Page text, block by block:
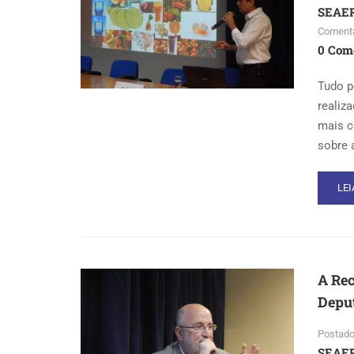
0
Tudo
mais
sobre
NA
EM
A